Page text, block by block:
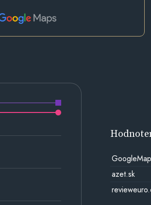
azet.sk